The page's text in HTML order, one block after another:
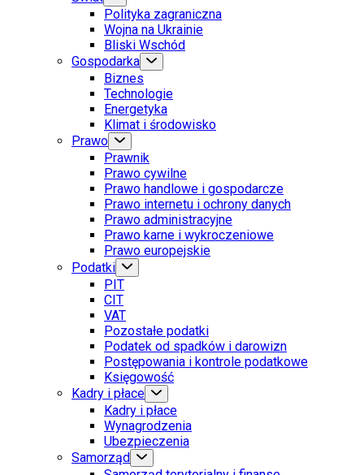
Polityka zagraniczna
Wojna na Ukrainie
Bliski Wschód
Gospodarka
Biznes
Technologie
Energetyka
Klimat i środowisko
Prawo
Prawnik
Prawo cywilne
Prawo handlowe i gospodarcze
Prawo internetu i ochrony danych
Prawo administracyjne
Prawo karne i wykroczeniowe
Prawo europejskie
Podatki
PIT
CIT
VAT
Pozostałe podatki
Podatek od spadków i darowizn
Postępowania i kontrole podatkowe
Księgowość
Kadry i płace
Kadry i płace
Wynagrodzenia
Ubezpieczenia
Samorząd